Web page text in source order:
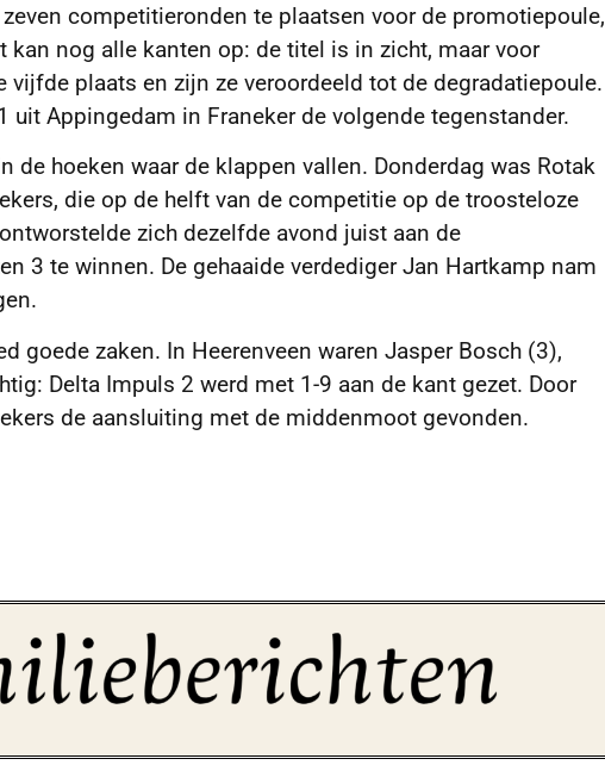
competitieronden te plaatsen voor de promotiepoule,
nog alle kanten op: de titel is in zicht, maar voor
plaats en zijn ze veroordeeld tot de degradatiepoule.
uit Appingedam in Franeker de volgende tegenstander.
de hoeken waar de klappen vallen. Donderdag was Rotak
die op de helft van de competitie op de troosteloze
zich dezelfde avond juist aan de
3 te winnen. De gehaaide verdediger Jan Hartkamp nam
goede zaken. In Heerenveen waren Jasper Bosch (3),
Delta Impuls 2 werd met 1-9 aan de kant gezet. Door
de aansluiting met de middenmoot gevonden.